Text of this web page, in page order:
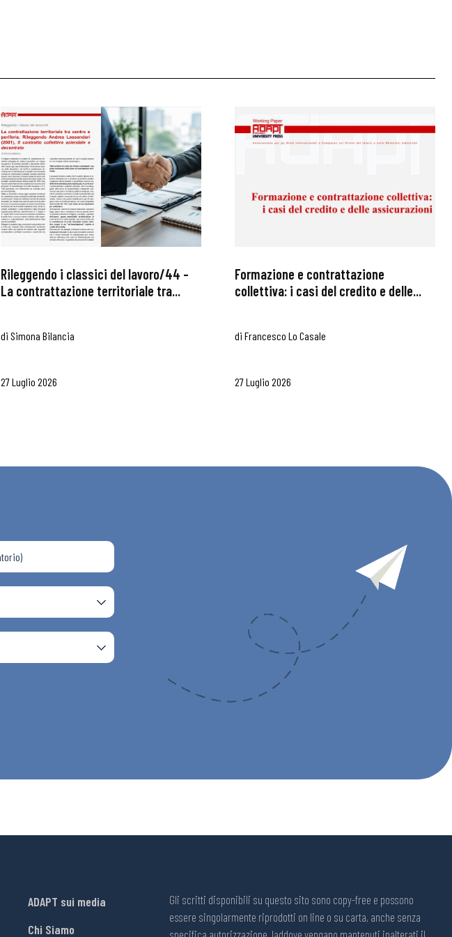
Rileggendo i classici del lavoro/44 –
La contrattazione territoriale tra...
di Simona Bilancia
27 Luglio 2026
Formazione e contrattazione
collettiva: i casi del credito e delle...
di Francesco Lo Casale
27 Luglio 2026
ADAPT sui media
Chi Siamo
Gli scritti disponibili su questo sito sono copy-free e possono
essere singolarmente riprodotti on line o su carta, anche senza